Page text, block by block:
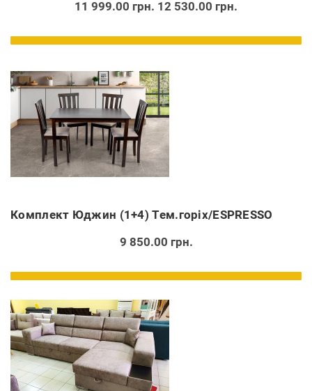
11 999.00 грн. 12 530.00 грн.
Комплект Юджин (1+4) Тем.горіх/ESPRESSO
9 850.00 грн.